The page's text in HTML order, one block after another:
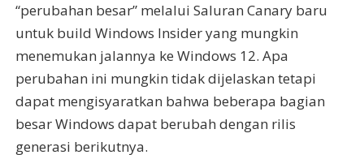
“perubahan besar” melalui Saluran Canary baru
untuk build Windows Insider yang mungkin
menemukan jalannya ke Windows 12. Apa
perubahan ini mungkin tidak dijelaskan tetapi
dapat mengisyaratkan bahwa beberapa bagian
besar Windows dapat berubah dengan rilis
generasi berikutnya.